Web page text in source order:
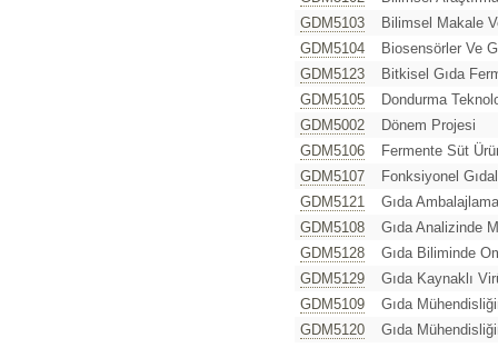
GDM5103
Bilimsel Makale
GDM5104
Biosensörler Ve
GDM5123
Bitkisel Gıda
GDM5105
Dondurma
GDM5002
Dönem Projesi
GDM5106
Fermente Süt
GDM5107
Fonksiyonel
GDM5121
Gıda
GDM5108
Gıda Analizinde
GDM5128
Gıda Biliminde
GDM5129
Gıda Kaynaklı
GDM5109
Gıda
GDM5120
Gıda